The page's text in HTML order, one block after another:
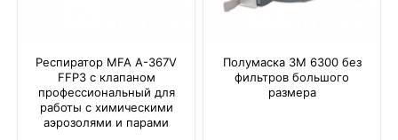
Респиратор MFA A-367V
FFP3 с клапаном
профессиональный для
работы с химическими
аэрозолями и парами
Полумаска 3M 6300 без
фильтров большого
размера